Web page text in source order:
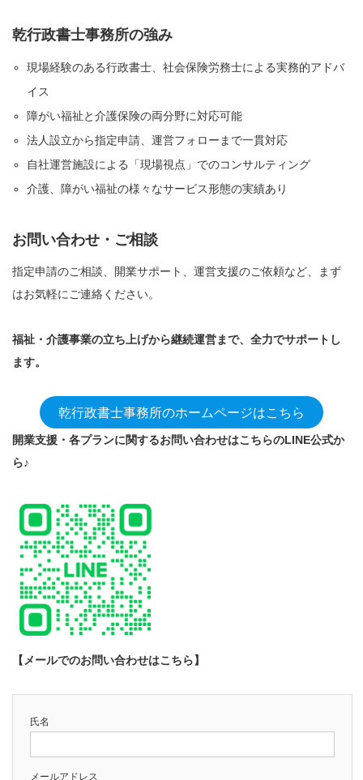
乾行政書士事務所の強み
現場経験のある行政書士、社会保険労務士による実務的アドバ
イス
障がい福祉と介護保険の両分野に対応可能
法人設立から指定申請、運営フォローまで一貫対応
自社運営施設による「現場視点」でのコンサルティング
介護、障がい福祉の様々なサービス形態の実績あり
お問い合わせ・ご相談
指定申請のご相談、開業サポート、運営支援のご依頼など、まず
はお気軽にご連絡ください。
福祉・介護事業の立ち上げから継続運営まで、全力でサポートし
ます。
乾行政書士事務所のホームページはこちら
開業支援・各プランに関するお問い合わせはこちらのLINE公式か
ら♪
【メールでのお問い合わせはこちら】
氏名
メールアドレス